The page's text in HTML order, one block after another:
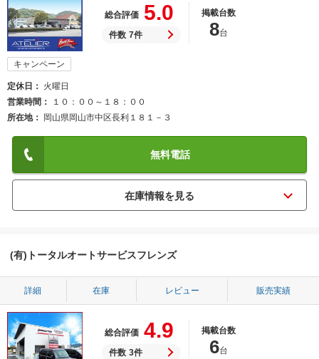
総合評価 5.0
件数 7件
掲載台数
8台
キャンペーン
定休日
火曜日
営業時間
１０：００～１８：００
所在地
岡山県岡山市中区長利１８１－３
無料電話
(有)トータルオートサービスフレンズ
詳細 在庫 レビュー 販売実績
総合評価 4.9
件数 3件
掲載台数
6台